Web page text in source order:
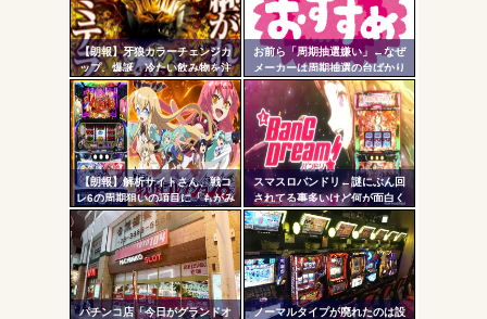
Powered by livedoor 相互RSS
【朗報】牙狼カラーチェンジカ
ップ、爆誕 冷たい飲み物を注
ぐと背景が浮かび上がる
お前ら「周期抽選嫌い」←なぜ
メーカーは周期抽選の台ばかり
出すんだ？
【朗報】解析サイトさん、戦コ
レ6の周期狙いの項目に「もがみ
んの尻画像」を採用
スマスロバンドリ←謎にぶん回
されてる事多いけど何が面白く
て打ってるの？？？
パチンコ店「今日がグランドオ
ノーマルタイプが廃れたのは設
自動
更新
ツー
ル